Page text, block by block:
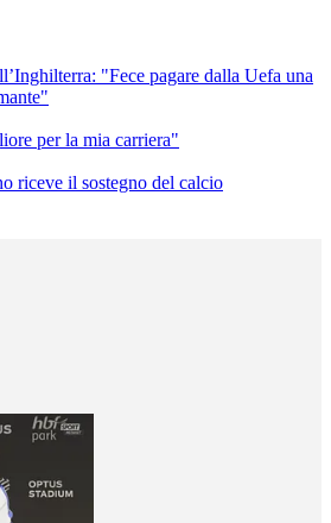
"Fece pagare dalla Uefa una
per la mia carriera"
riceve il sostegno del calcio